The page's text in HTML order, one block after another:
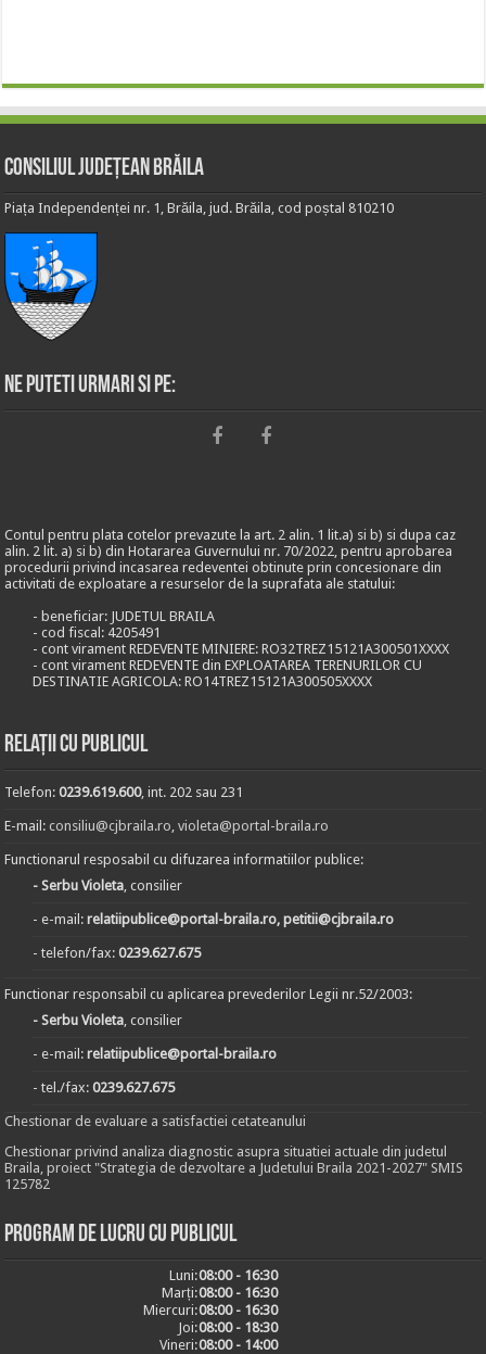
Consiliul Județean Brăila
Piața Independenței nr. 1, Brăila, jud. Brăila, cod poștal 810210
Ne puteti urmari si pe:
Contul pentru plata cotelor prevazute la art. 2 alin. 1 lit.a) si b) si dupa caz
alin. 2 lit. a) si b) din Hotararea Guvernului nr. 70/2022, pentru aprobarea
procedurii privind incasarea redeventei obtinute prin concesionare din
activitati de exploatare a resurselor de la suprafata ale statului:
- beneficiar: JUDETUL BRAILA
- cod fiscal: 4205491
- cont virament REDEVENTE MINIERE: RO32TREZ15121A300501XXXX
- cont virament REDEVENTE din EXPLOATAREA TERENURILOR CU
DESTINATIE AGRICOLA: RO14TREZ15121A300505XXXX
Relații cu publicul
Telefon:0239.619.600, int. 202 sau 231
E-mail:consiliu@cjbraila.ro,violeta@portal-braila.ro
Functionarul resposabil cu difuzarea informatiilor publice:
- Serbu Violeta, consilier
- e-mail:relatiipublice@portal-braila.ro, petitii@cjbraila.ro
- telefon/fax:0239.627.675
Functionar responsabil cu aplicarea prevederilor Legii nr.52/2003:
- Serbu Violeta, consilier
- e-mail:relatiipublice@portal-braila.ro
- tel./fax:0239.627.675
Chestionar de evaluare a satisfactiei cetateanului
Chestionar privind analiza diagnostic asupra situatiei actuale din judetul
Braila, proiect "Strategia de dezvoltare a Judetului Braila 2021-2027" SMIS
125782
Program de lucru cu publicul
Luni:08:00 - 16:30
Marți:08:00 - 16:30
Miercuri:08:00 - 16:30
Joi:08:00 - 18:30
Vineri:08:00 - 14:00